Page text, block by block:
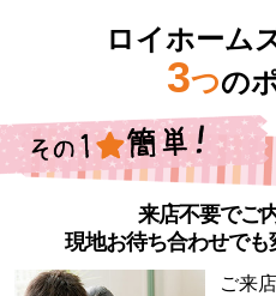
ロイホーム
3つの
来店不要でご
現地お待ち合わせでも
ご来